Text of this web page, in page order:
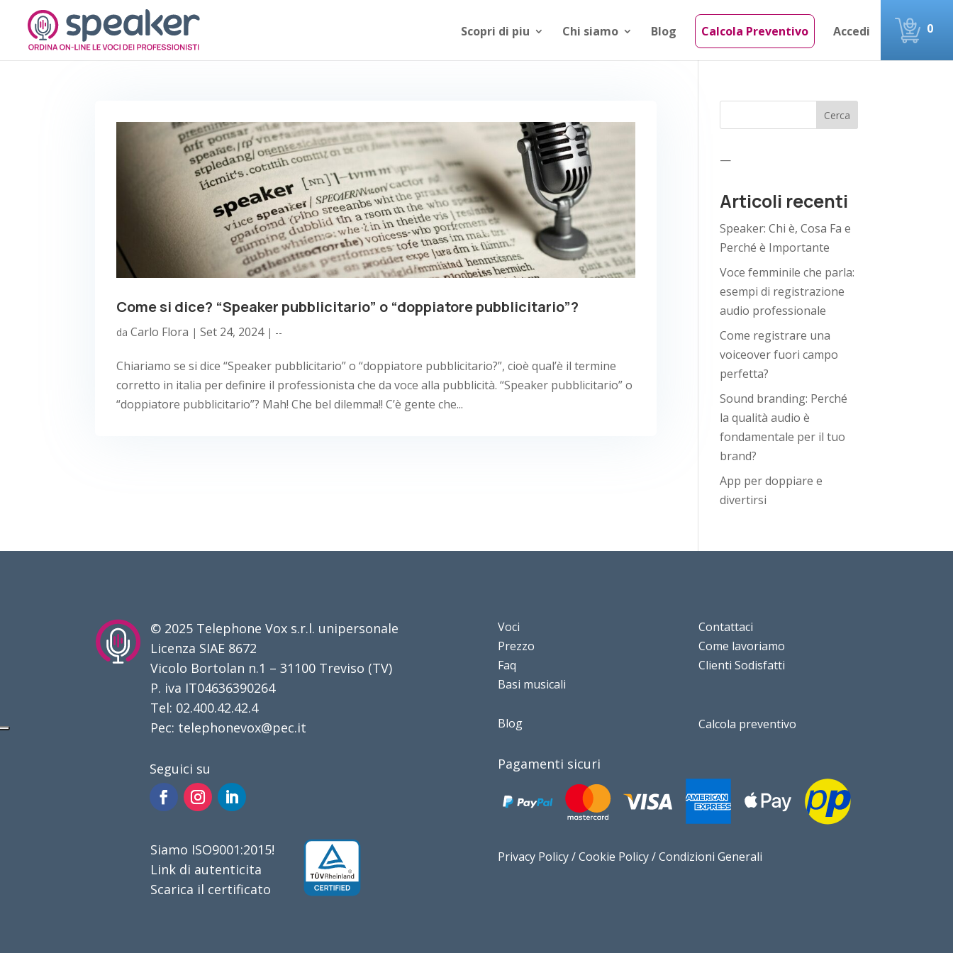
Scopri di piu Chi siamo Blog Calcola Preventivo Accedi 0
Come si dice? “Speaker pubblicitario” o “doppiatore pubblicitario”?
daCarlo Flora |Set 24, 2024| --
Chiariamo se si dice “Speaker pubblicitario” o “doppiatore pubblicitario?”, cioè qual’è il termine
corretto in italia per definire il professionista che da voce alla pubblicità. “Speaker pubblicitario” o
“doppiatore pubblicitario”? Mah! Che bel dilemma!! C’è gente che...
Cerca
—
Articoli recenti
Speaker: Chi è, Cosa Fa e
Perché è Importante
Voce femminile che parla:
esempi di registrazione
audio professionale
Come registrare una
voiceover fuori campo
perfetta?
Sound branding: Perché
la qualità audio è
fondamentale per il tuo
brand?
App per doppiare e
divertirsi
© 2025 Telephone Vox s.r.l. unipersonale
Licenza SIAE 8672
Vicolo Bortolan n.1 – 31100 Treviso (TV)
P. iva IT04636390264
Tel: 02.400.42.42.4
Pec: telephonevox@pec.it
Seguici su
Siamo ISO9001:2015!
Link di autenticita
Scarica il certificato
Voci
Prezzo
Faq
Basi musicali
Blog
Contattaci
Come lavoriamo
Clienti Sodisfatti
Calcola preventivo
Pagamenti sicuri
Privacy Policy/Cookie Policy/Condizioni Generali